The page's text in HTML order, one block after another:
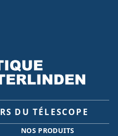
DU TÉLESCOPE
NOS PRODUITS